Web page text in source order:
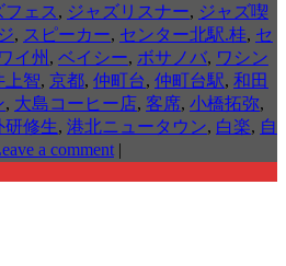
フェス , ジャズリスナー, ジャズ喫
, スピーカー, センター北駅.桂, セ
イ州 , ベイシー, ボサノバ, ワシン
上智, 京都, 仲町台, 仲町台駅, 和田
, 大島コーヒー店, 客席, 小橋拓弥,
研修生, 港北ニュータウン, 白楽, 自
a comment |